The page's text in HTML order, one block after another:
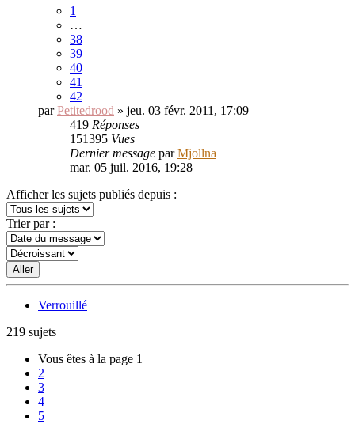
1
…
38
39
40
41
42
parPetitedrood » jeu. 03 févr. 2011, 17:09
419 Réponses
151395 Vues
Dernier message parMjollna
mar. 05 juil. 2016, 19:28
Afficher les sujets publiés depuis :
Trier par :
Verrouillé
219 sujets
Vous êtes à la page 1
2
3
4
5